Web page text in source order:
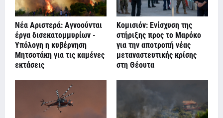
Νέα Αριστερά: Αγνοούνται
έργα δισεκατομμυρίων -
Υπόλογη η κυβέρνηση
Μητσοτάκη για τις καμένες
εκτάσεις
Κομισιόν: Ενίσχυση της
στήριξης προς το Μαρόκο
για την αποτροπή νέας
μεταναστευτικής κρίσης
στη Θέουτα